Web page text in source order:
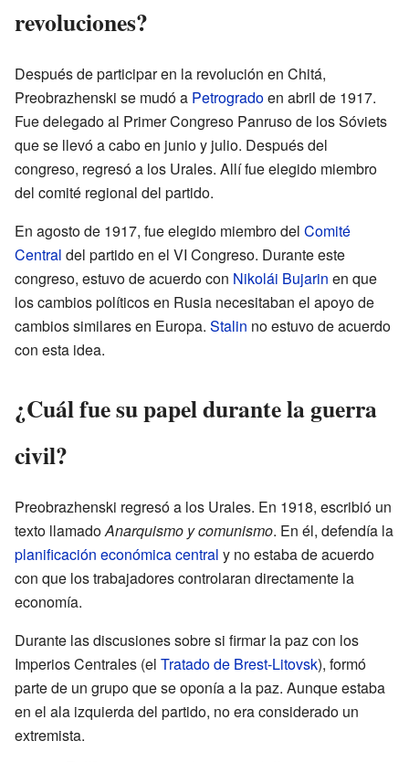
revoluciones?
Después de participar en la revolución en Chitá,
Preobrazhenski se mudó a Petrogradoen abril de 1917.
Fue delegado al Primer Congreso Panruso de los Sóviets
que se llevó a cabo en junio y julio. Después del
congreso, regresó a los Urales. Allí fue elegido miembro
del comité regional del partido.
En agosto de 1917, fue elegido miembro del Comité
Central del partido en el VI Congreso. Durante este
congreso, estuvo de acuerdo con Nikolái Bujarin en que
los cambios políticos en Rusia necesitaban el apoyo de
cambios similares en Europa. Stalin no estuvo de acuerdo
con esta idea.
¿Cuál fue su papel durante la guerra
civil?
Preobrazhenski regresó a los Urales. En 1918, escribió un
texto llamadoAnarquismo y comunismo. En él, defendía la
planificación económica central y no estaba de acuerdo
con que los trabajadores controlaran directamente la
economía.
Durante las discusiones sobre si firmar la paz con los
Imperios Centrales (el Tratado de Brest-Litovsk), formó
parte de un grupo que se oponía a la paz. Aunque estaba
en el ala izquierda del partido, no era considerado un
extremista.